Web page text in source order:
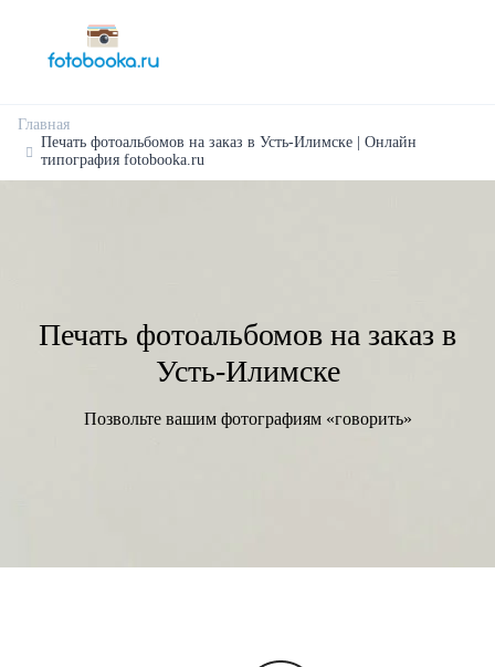
Главная
Печать фотоальбомов на заказ в Усть-Илимске | Онлайн
типография fotobooka.ru
Печать фотоальбомов на заказ в
Усть-Илимске
Позвольте вашим фотографиям «говорить»